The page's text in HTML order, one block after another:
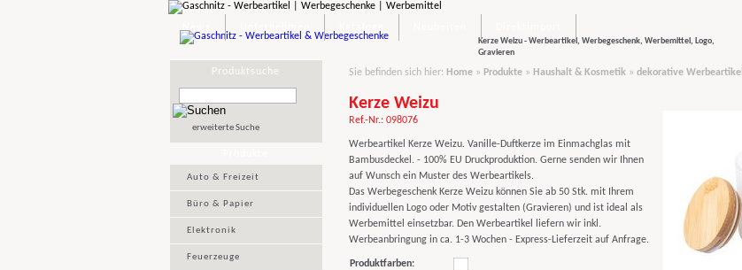
Kerze Weizu - Werbeartikel, Werbegeschenk, Werbemittel, Logo,
Gravieren
Produktsuche
erweiterte Suche
Auto & Freizeit
Büro & Papier
Elektronik
Feuerzeuge
Sie befinden sich hier: Home» Produkte» Haushalt & Kosmetik» dekorative Werbeartikel
Kerze Weizu
Ref.-Nr.: 098076
Werbeartikel Kerze Weizu. Vanille-Duftkerze im Einmachglas mit
Bambusdeckel. - 100% EU Druckproduktion. Gerne senden wir Ihnen
auf Wunsch ein Muster des Werbeartikels.
Das Werbegeschenk Kerze Weizu können Sie ab 50 Stk. mit Ihrem
individuellen Logo oder Motiv gestalten (Gravieren) und ist ideal als
Werbemittel einsetzbar. Den Werbeartikel liefern wir inkl.
Werbeanbringung in ca. 1-3 Wochen - Express-Lieferzeit auf Anfrage.
Produktfarben: